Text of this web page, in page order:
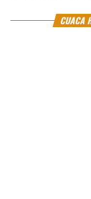
CUACA